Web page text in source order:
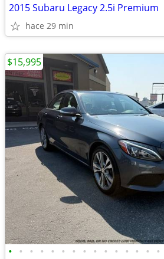
2015 Subaru Legacy 2.5i Premium
hace 29 min
• • • • • • • • • • • • • • •
$15,995